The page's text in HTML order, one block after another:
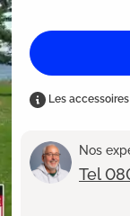
Les
Nos
Tel